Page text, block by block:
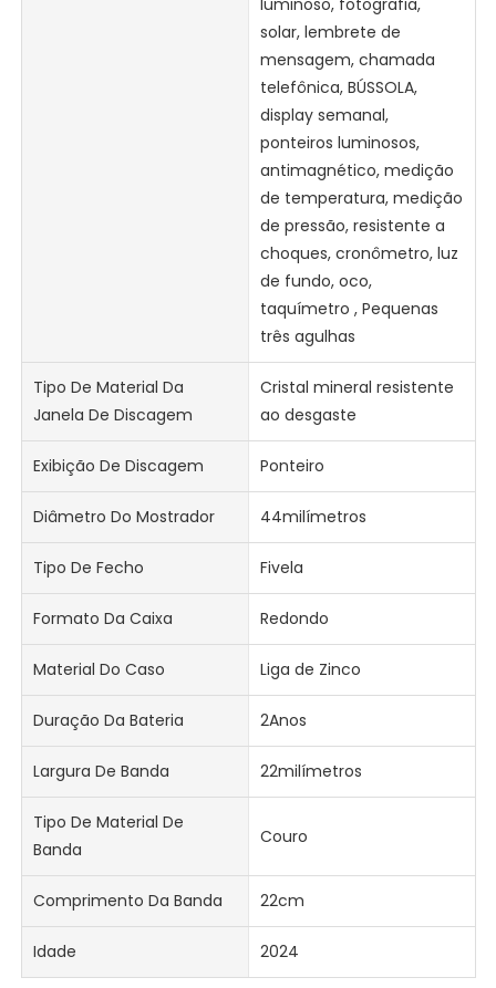
luminoso, fotografia,
solar, lembrete de
mensagem, chamada
telefônica, BÚSSOLA,
display semanal,
ponteiros luminosos,
antimagnético, medição
de temperatura, medição
de pressão, resistente a
choques, cronômetro, luz
de fundo, oco,
taquímetro , Pequenas
três agulhas
Tipo De Material Da
Janela De Discagem
Cristal mineral resistente
ao desgaste
Exibição De Discagem Ponteiro
Diâmetro Do Mostrador 44milímetros
Tipo De Fecho Fivela
Formato Da Caixa Redondo
Material Do Caso Liga de Zinco
Duração Da Bateria 2Anos
Largura De Banda 22milímetros
Tipo De Material De
Banda
Couro
Comprimento Da Banda 22cm
Idade 2024